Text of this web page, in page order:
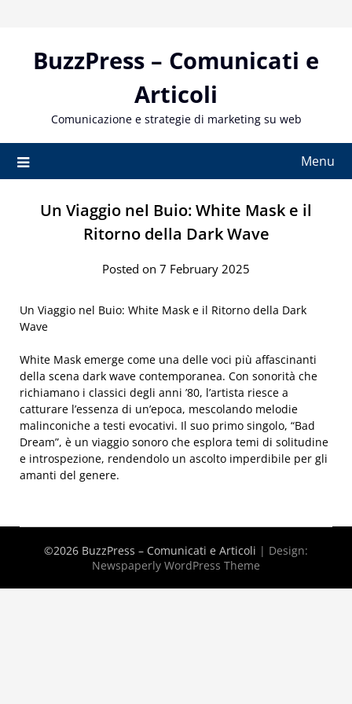
contentBuzzPress – Comunicati e
Articoli
Comunicazione e strategie di marketing su web
Menu
Un Viaggio nel Buio: White Mask e il
Ritorno della Dark Wave
Posted on 7 February 2025
Un Viaggio nel Buio: White Mask e il Ritorno della Dark
Wave
White Mask emerge come una delle voci più affascinanti
della scena dark wave contemporanea. Con sonorità che
richiamano i classici degli anni ’80, l’artista riesce a
catturare l’essenza di un’epoca, mescolando melodie
malinconiche a testi evocativi. Il suo primo singolo, “Bad
Dream”, è un viaggio sonoro che esplora temi di solitudine
e introspezione, rendendolo un ascolto imperdibile per gli
amanti del genere.
©2026 BuzzPress – Comunicati e Articoli | Design:
Newspaperly WordPress Theme